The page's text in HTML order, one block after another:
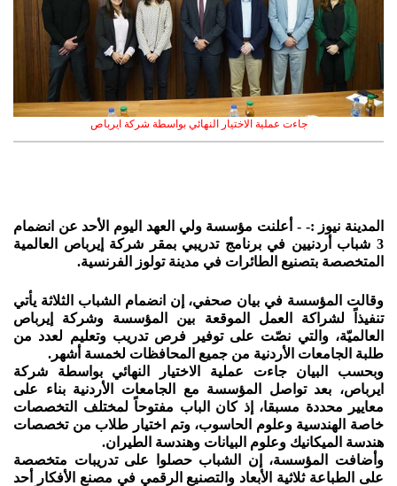
جاءت عملية الاختيار النهائي بواسطة شركة ايرباص
المدينة نيوز :- - أعلنت مؤسسة ولي العهد اليوم الأحد عن انضمام
3 شباب أردنيين في برنامج تدريبي بمقر شركة إيرباص العالمية
المتخصصة بتصنيع الطائرات في مدينة تولوز الفرنسية.
وقالت المؤسسة في بيان صحفي، إن انضمام الشباب الثلاثة يأتي
تنفيذاً لشراكة العمل الموقعة بين المؤسسة وشركة إيرباص
العالميّة، والتي نصّت على توفير فرص تدريب وتعليم لعدد من
طلبة الجامعات الأردنية من جميع المحافظات لخمسة أشهر.
وبحسب البيان جاءت عملية الاختيار النهائي بواسطة شركة
ايرباص، بعد تواصل المؤسسة مع الجامعات الأردنية بناء على
معايير محددة مسبقا، إذ كان الباب مفتوحاً لمختلف التخصصات
خاصة الهندسية وعلوم الحاسوب، وتم اختيار طلاب من تخصصات
هندسة الميكانيك وعلوم البيانات وهندسة الطيران.
وأضافت المؤسسة، إن الشباب حصلوا على تدريبات متخصصة
على الطباعة ثلاثية الأبعاد والتصنيع الرقمي في مصنع الأفكار أحد